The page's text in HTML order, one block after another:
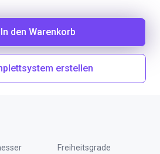
In den Warenkorb
erstellen
Freiheitsgrade